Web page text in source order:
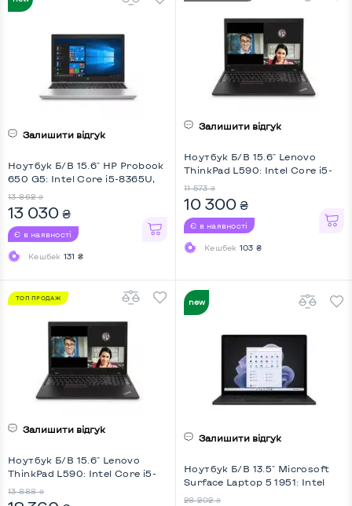
Залишити відгук
Ноутбук Б/В 15.6" HP Probook
650 G5: Intel Core i5-8365U,
13 862 ₴
13 030 ₴
Є в наявності
Кешбек 131 ₴
Залишити відгук
Ноутбук Б/В 15.6" Lenovo
ThinkPad L590: Intel Core i5-
11 573 ₴
10 300 ₴
Є в наявності
Кешбек 103 ₴
ТОП ПРОДАЖ
Залишити відгук
Ноутбук Б/В 15.6" Lenovo
ThinkPad L590: Intel Core i5-
13 888 ₴
Залишити відгук
Ноутбук Б/В 13.5" Microsoft
Surface Laptop 5 1951: Intel
28 202 ₴